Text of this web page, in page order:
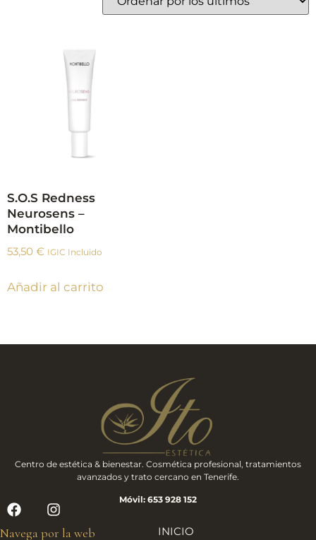
S.O.S Redness
Neurosens –
Montibello
53,50 € IGIC Incluido
Añadir al carrito
Centro de estética & bienestar. Cosmética profesional, tratamientos
avanzados y trato cercano en Tenerife.
Móvil: 653 928 152
Navega por la web
INICIO